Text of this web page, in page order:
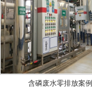
含磷废水零排放案例